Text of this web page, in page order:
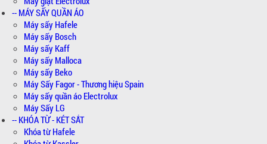
-- MÁY SẤY QUẦN ÁO
Máy sấy Hafele
Máy sấy Bosch
Máy sấy Kaff
Máy sấy Malloca
Máy sấy Beko
Máy Sấy Fagor - Thương hiệu Spain
Máy sấy quần áo Electrolux
Máy Sấy LG
-- KHÓA TỪ - KÉT SẮT
Khóa từ Hafele